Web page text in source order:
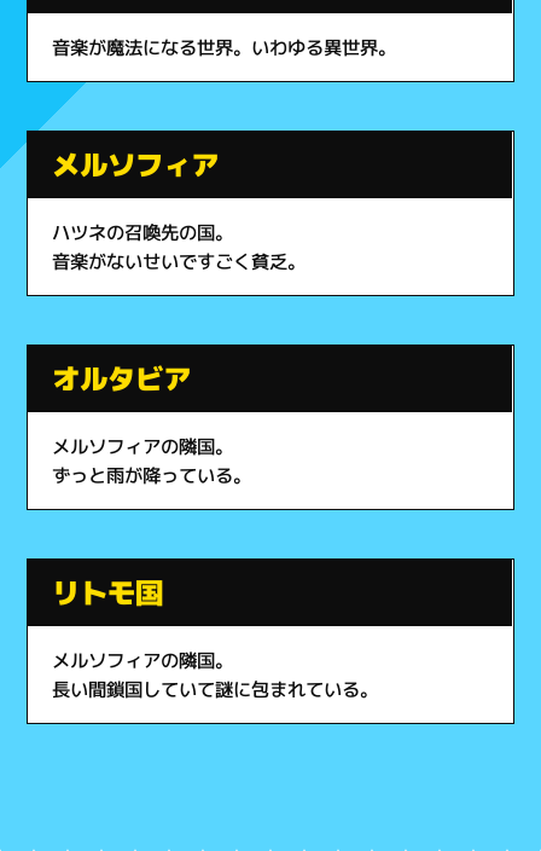
音楽が魔法になる世界。いわゆる異世界。
メルソフィア
ハツネの召喚先の国。
音楽がないせいですごく貧乏。
オルタビア
メルソフィアの隣国。
ずっと雨が降っている。
リトモ国
メルソフィアの隣国。
長い間鎖国していて謎に包まれている。